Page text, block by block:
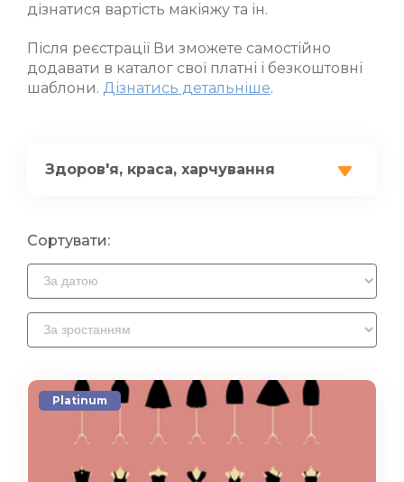
дізнатися вартість макіяжу та ін.
Після реєстрації Ви зможете самостійно
додавати в каталог свої платні і безкоштовні
шаблони. Дізнатись детальніше.
Здоров'я, краса, харчування
Сортувати:
Platinum